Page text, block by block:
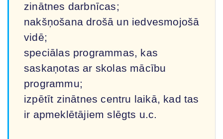
zinātnes darbnīcas;
nakšņošana drošā un iedvesmojošā
vidē;
speciālas programmas, kas
saskaņotas ar skolas mācību
programmu;
izpētīt zinātnes centru laikā, kad tas
ir apmeklētājiem slēgts u.c.